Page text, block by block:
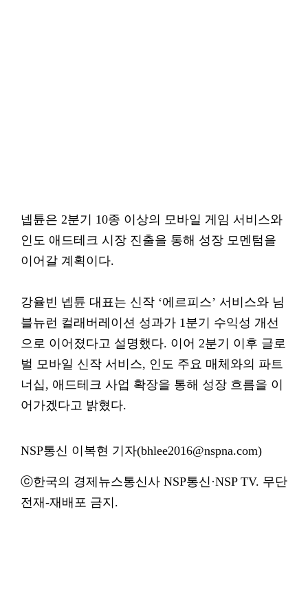
넵튠은 2분기 10종 이상의 모바일 게임 서비스와
인도 애드테크 시장 진출을 통해 성장 모멘텀을
이어갈 계획이다.
강율빈 넵튠 대표는 신작 ‘에르피스’ 서비스와 님
블뉴런 컬래버레이션 성과가 1분기 수익성 개선
으로 이어졌다고 설명했다. 이어 2분기 이후 글로
벌 모바일 신작 서비스, 인도 주요 매체와의 파트
너십, 애드테크 사업 확장을 통해 성장 흐름을 이
어가겠다고 밝혔다.
NSP통신 이복현 기자(bhlee2016@nspna.com)
ⓒ한국의 경제뉴스통신사 NSP통신·NSP TV. 무단
전재-재배포 금지.